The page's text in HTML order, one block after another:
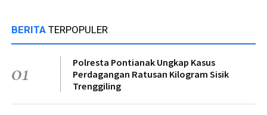
BERITA TERPOPULER
01
Polresta Pontianak Ungkap Kasus
Perdagangan Ratusan Kilogram Sisik
Trenggiling